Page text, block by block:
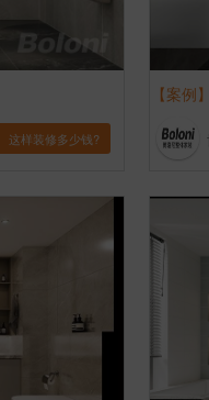
这样装修多少钱?
【案例